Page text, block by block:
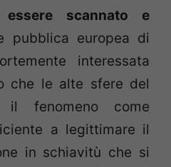
scannato e
pubblica europea di
interessata
che le alte sfere del
il fenomeno come
a legittimare il
in schiavitù che si